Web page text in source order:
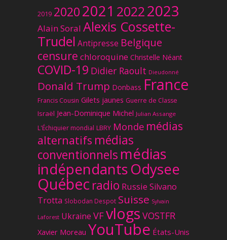
2019 20202021 20222023
Alain Soral Alexis Cossette-
Trudel Antipresse Belgique
censure chloroquine Christelle Néant
COVID-19 Didier Raoult Dieudonné
Donald Trump Donbass France
Francis Cousin Gilets jaunes Guerre de Classe
Israël Jean-Dominique Michel Julian Assange
L'Échiquier mondial LBRY Monde médias
alternatifs médias
conventionnels médias
indépendantsOdysee
Québec radio Russie Silvano
Trotta Slobodan Despot Suisse Sylvain
Laforest Ukraine VFvlogs VOSTFR
Xavier Moreau YouTube États-Unis